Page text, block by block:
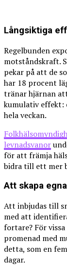
Långsiktiga
Regelbunden
motståndskraft.
pekar på att de
har 18 procent
tränar hjärnan
kumulativ effekt:
hela veckan.
levnadsvanor
för att främja
bidra till ett mer
Att skapa
Att inbjudas till
med att
fortare? För
promenad med
detta, som en
dagar.